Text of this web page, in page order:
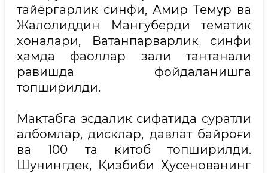
тайёргарлик синфи, Амир Темур ва
Жалолиддин Мангуберди тематик
хоналари, Ватанпарварлик синфи
ҳамда фаоллар зали тантанали
равишда фойдаланишга
топширилди.
Мактабга эсдалик сифатида суратли
албомлар, дисклар, давлат байроғи
ва 100 та китоб топширилди.
Шунингдек, Қизбиби Ҳусенованинг